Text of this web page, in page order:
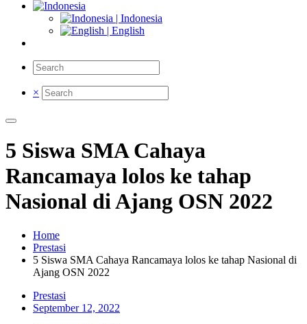
| Indonesia
| English
×
5 Siswa SMA Cahaya
Rancamaya lolos ke tahap
Nasional di Ajang OSN 2022
Home
Prestasi
5 Siswa SMA Cahaya Rancamaya lolos ke tahap Nasional di
Ajang OSN 2022
Prestasi
September 12, 2022